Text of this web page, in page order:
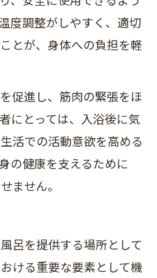
度調整がしやすく、適切
とが、身体への負担を軽
促進し、筋肉の緊張をほ
にとっては、入浴後に気
活での活動意欲を高める
の健康を支えるために
ません。
呂を提供する場所として
ける重要な要素として機